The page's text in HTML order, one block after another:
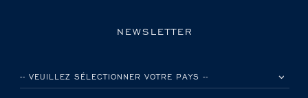
NEWSLETTER
VEUILLEZ SÉLECTIONNER VOTRE PAYS